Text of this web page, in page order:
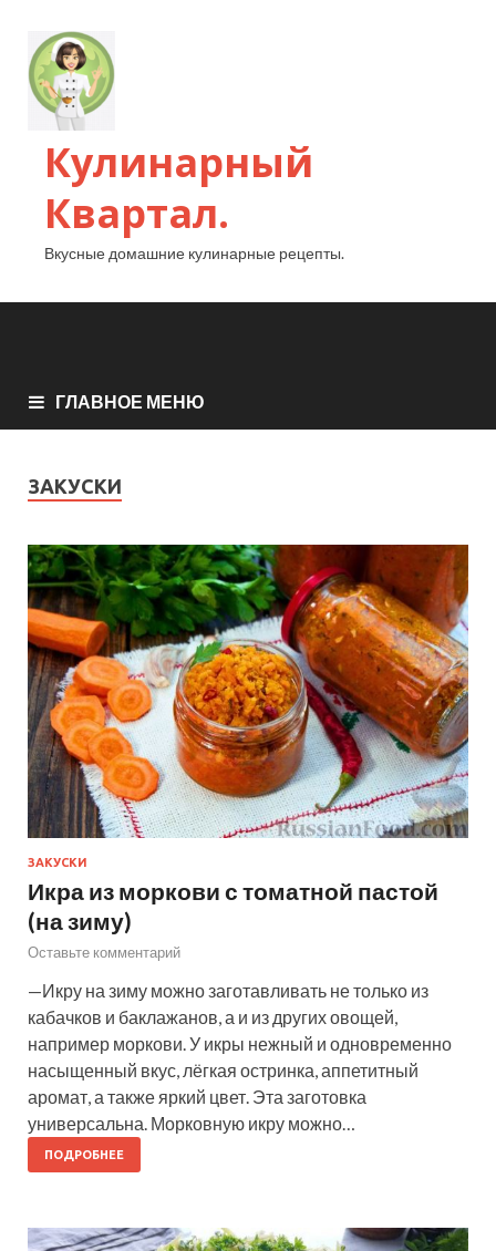
Кулинарный
Квартал.
Вкусные домашние кулинарные рецепты.
ГЛАВНОЕ МЕНЮ
ЗАКУСКИ
ЗАКУСКИ
Икра из моркови с томатной пастой
(на зиму)
Оставьте комментарий
—Икру на зиму можно заготавливать не только из
кабачков и баклажанов, а и из других овощей,
например моркови. У икры нежный и одновременно
насыщенный вкус, лёгкая остринка, аппетитный
аромат, а также яркий цвет. Эта заготовка
универсальна. Морковную икру можно…
ПОДРОБНЕЕ